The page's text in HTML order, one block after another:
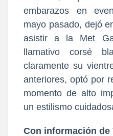
embarazos en
mayo pasado, dejó
asistir a la Met
llamativo corsé
claramente su
anteriores, optó por
momento de alto
un estilismo
Con información de